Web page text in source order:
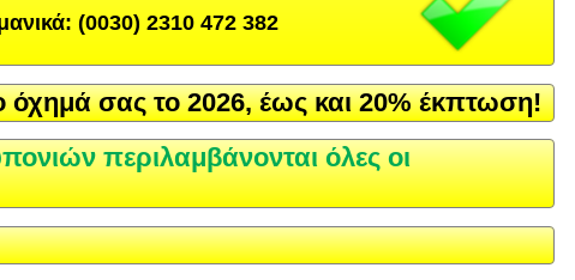
(0030) 2310 472 382
όχημά σας το 2026, έως και 20% έκπτωση!
περιλαμβάνονται όλες οι